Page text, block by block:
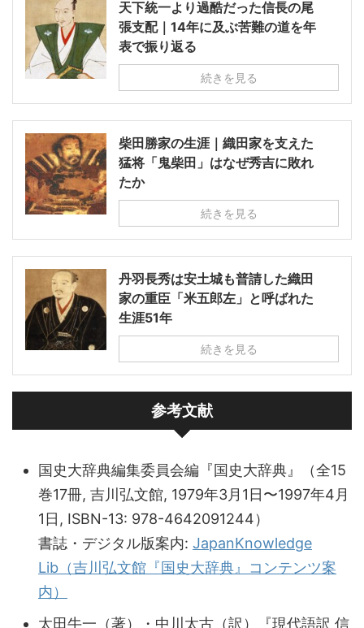
天下統一より過酷だった信長の尾
張支配｜14年に及ぶ苦難の道を年
表で振り返る
続きを見る
柴田勝家の生涯｜織田家を支えた
猛将「鬼柴田」はなぜ秀吉に敗れ
たか
続きを見る
丹羽長秀は安土城も普請した織田
家の重臣「米五郎左」と呼ばれた
生涯51年
続きを見る
参考文献
国史大辞典編集委員会編『国史大辞典』（全15
巻17冊, 吉川弘文館, 1979年3月1日〜1997年4月
1日, ISBN-13: 978-4642091244）
書誌・デジタル版案内: JapanKnowledge
Lib（吉川弘文館『国史大辞典』コンテンツ案
内）
太田牛一（著）・中川太古（訳）『現代語訳 信